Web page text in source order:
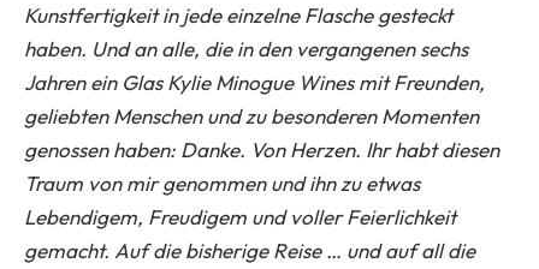
Kunstfertigkeit in jede einzelne Flasche gesteckt
haben. Und an alle, die in den vergangenen sechs
Jahren ein Glas Kylie Minogue Wines mit Freunden,
geliebten Menschen und zu besonderen Momenten
genossen haben: Danke. Von Herzen. Ihr habt diesen
Traum von mir genommen und ihn zu etwas
Lebendigem, Freudigem und voller Feierlichkeit
gemacht. Auf die bisherige Reise … und auf all die